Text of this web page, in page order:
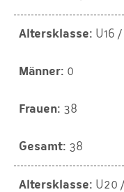
U16 /
0
38
38
U20